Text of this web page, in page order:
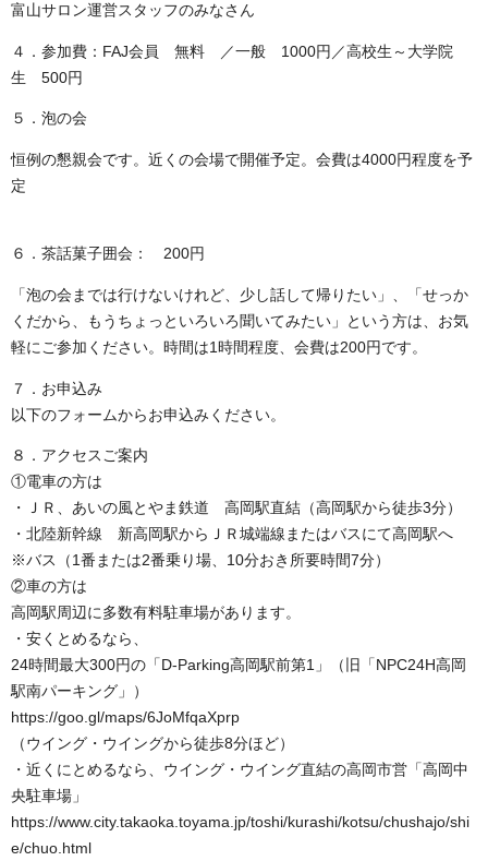
富山サロン運営スタッフのみなさん
４．参加費：FAJ会員 無料 ／一般 1000円／高校生～大学院
生 500円
５．泡の会
恒例の懇親会です。近くの会場で開催予定。会費は4000円程度を予
定
６．茶話菓子囲会： 200円
「泡の会までは行けないけれど、少し話して帰りたい」、「せっか
くだから、もうちょっといろいろ聞いてみたい」という方は、お気
軽にご参加ください。時間は1時間程度、会費は200円です。
７．お申込み
以下のフォームからお申込みください。
８．アクセスご案内
①電車の方は
・ＪＲ、あいの風とやま鉄道 高岡駅直結（高岡駅から徒歩3分）
・北陸新幹線 新高岡駅からＪＲ城端線またはバスにて高岡駅へ
※バス（1番または2番乗り場、10分おき所要時間7分）
②車の方は
高岡駅周辺に多数有料駐車場があります。
・安くとめるなら、
24時間最大300円の「D-Parking高岡駅前第1」（旧「NPC24H高岡
駅南パーキング」）
https://goo.gl/maps/6JoMfqaXprp
（ウイング・ウイングから徒歩8分ほど）
・近くにとめるなら、ウイング・ウイング直結の高岡市営「高岡中
央駐車場」
https://www.city.takaoka.toyama.jp/toshi/kurashi/kotsu/chushajo/shi
e/chuo.html